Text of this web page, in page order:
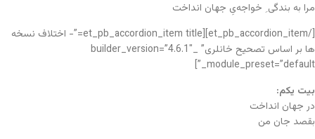
مرا به بندگی ِ خواجه‌یِ جهان انداخت
[/et_pb_accordion_item][et_pb_accordion_item title=”- اختلاف نسخه
ها بر اساس تصحیح خانلری” _builder_version=”4.6.1″
_module_preset=”default”]
بیت یکم:
در جهان انداخت
بقصد جان من